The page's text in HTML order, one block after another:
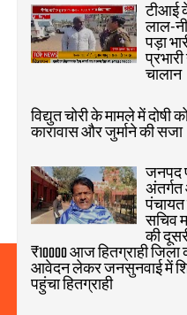
टीआई
लाल-
पड़ा
चालान
विद्युत चोरी के मामले में दोषी
कारावास और जुर्माने की सजा
जनपद
सचिव
की
₹10000 आज हितग्राही
आवेदन लेकर जनसुनवाई में
पहुंचा हितग्राही